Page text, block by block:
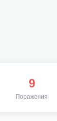
9
Поражения